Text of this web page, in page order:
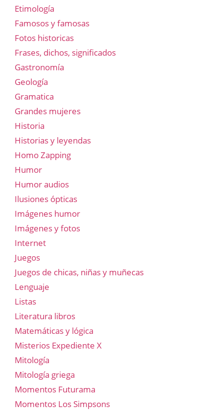
Etimología
Famosos y famosas
Fotos historicas
Frases, dichos, significados
Gastronomía
Geología
Gramatica
Grandes mujeres
Historia
Historias y leyendas
Homo Zapping
Humor
Humor audios
Ilusiones ópticas
Imágenes humor
Imágenes y fotos
Internet
Juegos
Juegos de chicas, niñas y muñecas
Lenguaje
Listas
Literatura libros
Matemáticas y lógica
Misterios Expediente X
Mitología
Mitología griega
Momentos Futurama
Momentos Los Simpsons